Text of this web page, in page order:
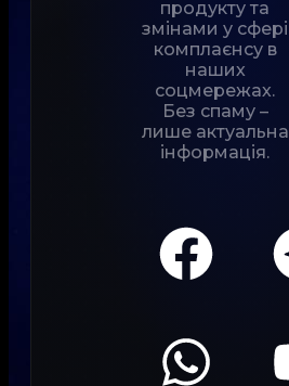
продукту та
змінами у сфері
комплаєнсу в
наших
соцмережах.
Без спаму –
лише актуальна
інформація.